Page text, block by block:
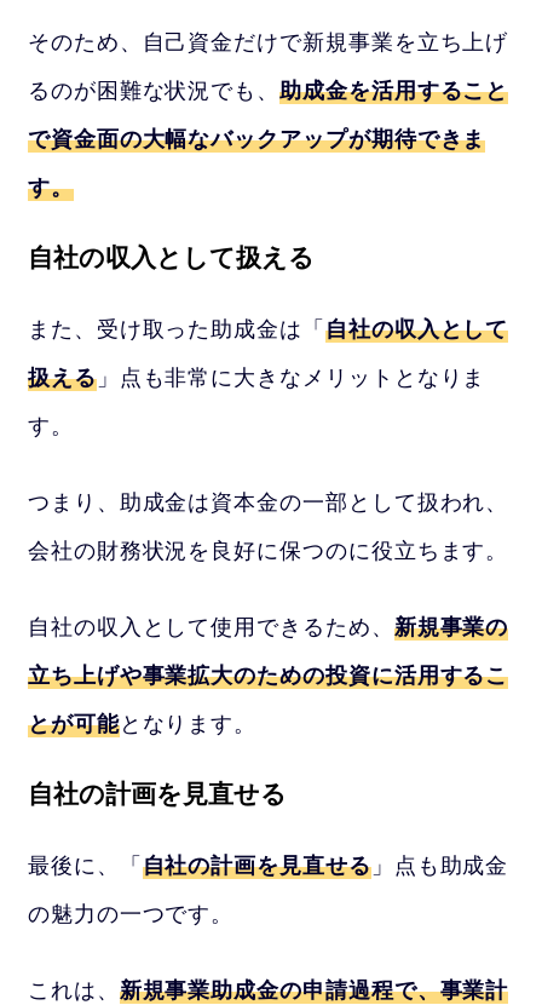
そのため、自己資金だけで新規事業を立ち上げ
るのが困難な状況でも、助成金を活用すること
で資金面の大幅なバックアップが期待できま
す。
自社の収入として扱える
また、受け取った助成金は「自社の収入として
扱える」点も非常に大きなメリットとなりま
す。
つまり、助成金は資本金の一部として扱われ、
会社の財務状況を良好に保つのに役立ちます。
自社の収入として使用できるため、 新規事業の
立ち上げや事業拡大のための投資に活用するこ
とが可能となります。
自社の計画を見直せる
最後に、「自社の計画を見直せる」点も助成金
の魅力の一つです。
これは、 新規事業助成金の申請過程で、事業計